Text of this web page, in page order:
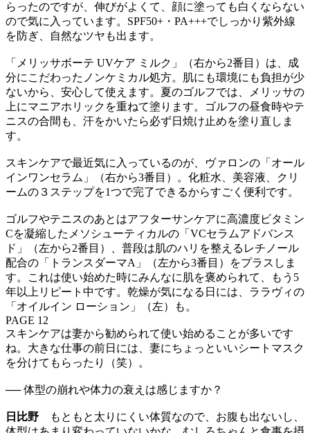
らったのですが、伸びがよくて、顔に塗っても白くならない
ので気に入っています。SPF50+・PA+++でしっかり紫外線
を防ぎ、自然なツヤも出ます。
「メリッサボーテ UVケア ミルク」（右から2番目）は、成
分にこだわったノンケミカル処方。肌にも環境にも負担が少
ないから、安心して使えます。夏のゴルフでは、メリッサの
上にマニアホリックを重ねて塗ります。ゴルフの昼食時やテ
ニスの合間も、汗をかいたら必ず日焼け止めを塗り直しま
す。
スキンケアで最近気に入っているのが、ヴァロンの「オール
インワンセラム」（右から3番目）。化粧水、美容液、クリ
ームの３ステップを1つで完了できるからすごく便利です。
ゴルフやテニスのあとはアフターサンケアに高濃度ビタミン
Cを凝縮したメソシューティカルの「VCセラムアドバンス
ド」（左から2番目）、普段は肌のハリを整えるレチノール
配合の「トランスダーマA」（左から3番目）をプラスしま
す。これは使い始めた時にみんなに肌を褒められて、もう5
年以上リピート中です。乾燥が気になる日には、ララヴィの
「オイルイン ローション」（左）も。
PAGE 12
スキンケアは妻から勧められて使い始めることが多いです
ね。大きな仕事の前日には、妻にちょっといいシートマスク
を分けてもらったり（笑）。
── 体型の崩れや体力の衰えは感じますか？
日比野 もともと太りにくい体質なので、お腹も出ないし、